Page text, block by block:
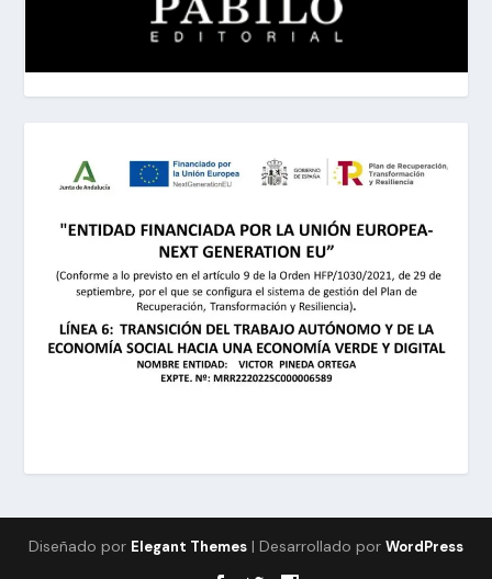
Diseñado por Elegant Themes | Desarrollado por WordPress